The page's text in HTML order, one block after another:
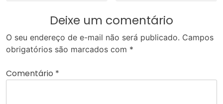
Deixe um comentário
O seu endereço de e-mail não será publicado. Campos
obrigatórios são marcados com *
Comentário *